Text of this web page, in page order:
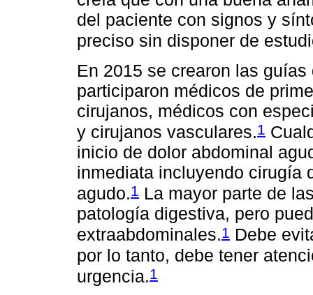
del paciente con signos y
preciso sin disponer de
En 2015 se crearon las
participaron médicos de
cirujanos, médicos con
y cirujanos vasculares.1
inicio de dolor abdominal
inmediata incluyendo cirugía
agudo.1 La mayor parte de
patología digestiva, pero
extraabdominales.1 Debe
por lo tanto, debe tener
urgencia.1